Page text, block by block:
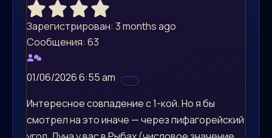
Зарегистрирован: 3 months ago
Сообщения: 63
01/06/2026 6:55 am
Интересное совпадение с 1-кой. Но я бы
смотрел на это иначе — через пифагорейский